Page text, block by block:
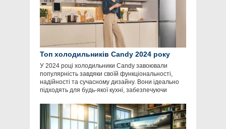
Топ холодильників Candy 2024 року
У 2024 році холодильники Candy завоювали
популярність завдяки своїй функціональності,
надійності та сучасному дизайну. Вони ідеально
підходять для будь-якої кухні, забезпечуючи